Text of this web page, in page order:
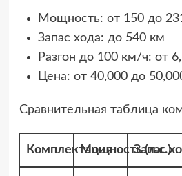
Мощность: от 150 до
Запас хода: до 540 км
Разгон до 100 км/ч: от
Цена: от 40,000 до
Сравнительная таблица
КомплектацияМощность (л.с.)
Запас